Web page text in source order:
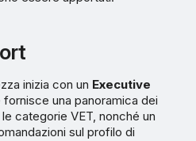
inizia con un Executive
una panoramica dei
categorie VET, nonché un
sul profilo di